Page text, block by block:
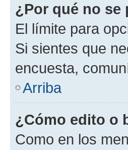
¿Por qué no se
El límite para
Si sientes que
encuesta,
Arriba
¿Cómo edito o
Como en los